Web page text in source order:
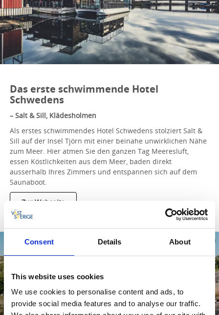
Consent Details About
This website uses cookies
We use cookies to personalise content and ads, to
provide social media features and to analyse our traffic.
Das erste schwimmende Hotel
Schwedens
– Salt & Sill, Klädesholmen
Als erstes schwimmendes Hotel Schwedens stolziert Salt &
Sill auf der Insel Tjörn mit einer beinahe unwirklichen Nähe
zum Meer. Hier atmen Sie den ganzen Tag Meeresluft,
essen Köstlichkeiten aus dem Meer, baden direkt
ausserhalb Ihres Zimmers und entspannen sich auf dem
Saunaboot.
Zur Webseite